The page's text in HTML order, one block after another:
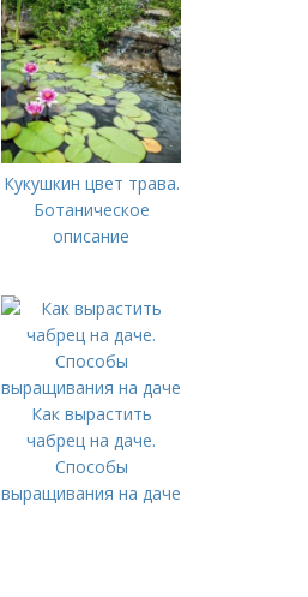
Кукушкин цвет трава.
Ботаническое
описание
Как вырастить
чабрец на даче.
Способы
выращивания на даче